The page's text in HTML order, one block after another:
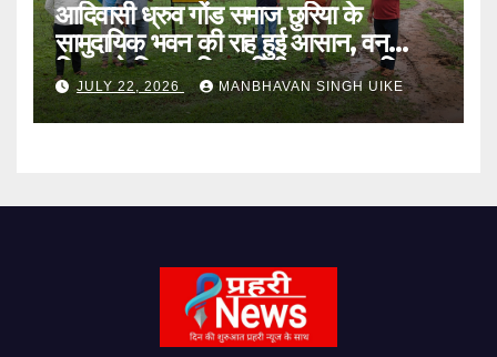
आदिवासी ध्रुव गोंड समाज छुरिया के
सामुदायिक भवन की राह हुई आसान, वन
विभाग ने किया भूमि का निरीक्षण, वन अधिकार
भूमि की एनओसी जल्द,
JULY 22, 2026 MANBHAVAN SINGH UIKE